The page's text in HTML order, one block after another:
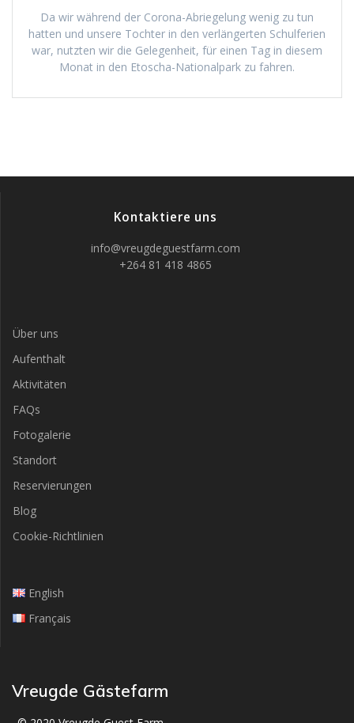
Da wir während der Corona-Abriegelung wenig zu tun
hatten und unsere Tochter in den verlängerten Schulferien
war, nutzten wir die Gelegenheit, für einen Tag in diesem
Monat in den Etoscha-Nationalpark zu fahren.
Kontaktiere uns
info@vreugdeguestfarm.com
+264 81 418 4865
Über uns
Aufenthalt
Aktivitäten
FAQs
Fotogalerie
Standort
Reservierungen
Blog
Cookie-Richtlinien
English
Français
Vreugde Gästefarm